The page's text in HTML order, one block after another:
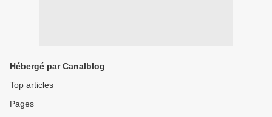
Hébergé par Canalblog
Top articles
Pages